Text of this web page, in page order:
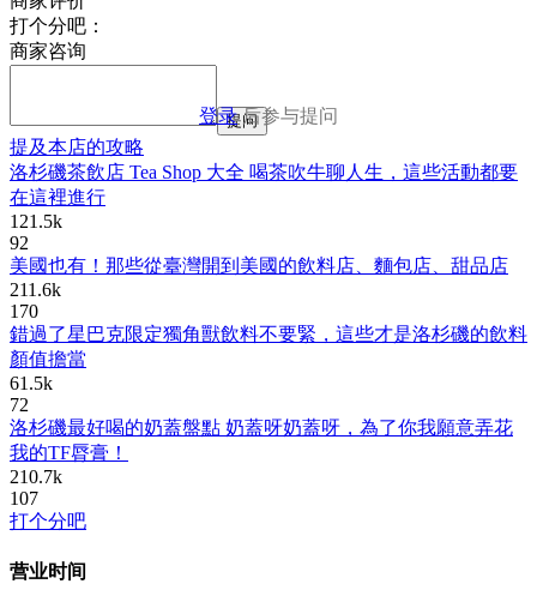
打个分吧：
商家咨询
登录后参与提问
提问
提及本店的攻略
洛杉磯茶飲店 Tea Shop 大全 喝茶吹牛聊人生，這些活動都要
在這裡進行
121.5k
92
美國也有！那些從臺灣開到美國的飲料店、麵包店、甜品店
211.6k
170
錯過了星巴克限定獨角獸飲料不要緊，這些才是洛杉磯的飲料
顏值擔當
61.5k
72
洛杉磯最好喝的奶蓋盤點 奶蓋呀奶蓋呀，為了你我願意弄花
我的TF脣膏！
210.7k
107
打个分吧
营业时间